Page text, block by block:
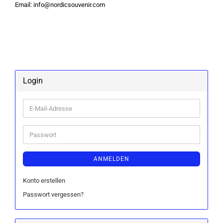
Email: info@nordicsouvenir.com
Login
E-
Mail-
Adresse
Passwort
ANMELDEN
Konto erstellen
Passwort vergessen?